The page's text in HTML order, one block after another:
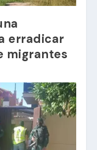
erradicar
migrantes